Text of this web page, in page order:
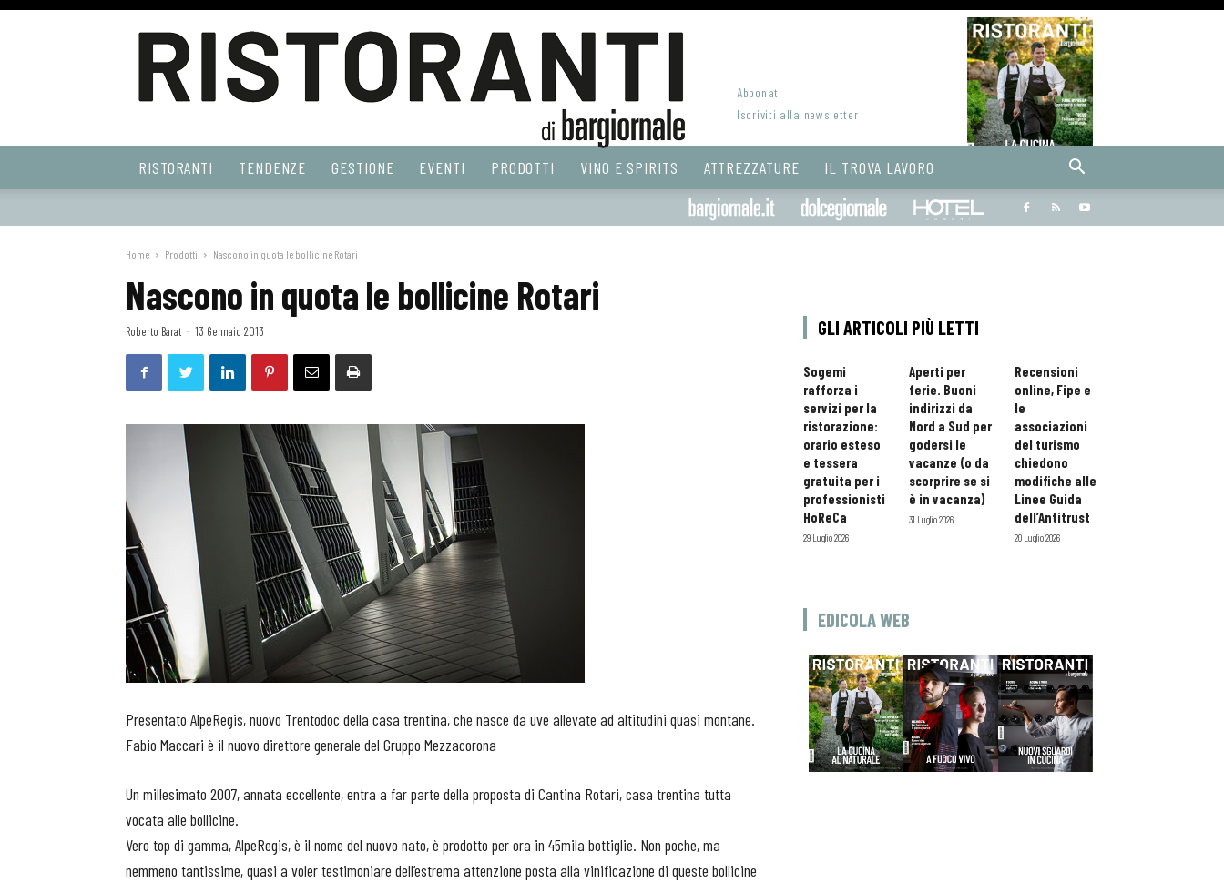
Web
Abbonati
Iscriviti alla newsletter
RISTORANTI TENDENZE GESTIONE EVENTI PRODOTTI VINO E SPIRITS ATTREZZATURE IL TROVA LAVORO
Bargiornale dolcegiornale
Home Prodotti Nascono in quota le bollicine Rotari
Nascono in quota le bollicine Rotari
Roberto Barat - 13 Gennaio 2013
Presentato AlpeRegis, nuovo Trentodoc della casa trentina, che nasce da uve allevate ad altitudini quasi montane.
Fabio Maccari è il nuovo direttore generale del Gruppo Mezzacorona
Un millesimato 2007, annata eccellente, entra a far parte della proposta di Cantina Rotari, casa trentina tutta
vocata alle bollicine.
Vero top di gamma, AlpeRegis, è il nome del nuovo nato, è prodotto per ora in 45mila bottiglie. Non poche, ma
nemmeno tantissime, quasi a voler testimoniare dell’estrema attenzione posta alla vinificazione di queste bollicine
GLI ARTICOLI PIÙ LETTI
Sogemi
rafforza i
servizi per la
ristorazione:
orario esteso
e tessera
gratuita per i
professionisti
HoReCa
29 Luglio 2026
Aperti per
ferie. Buoni
indirizzi da
Nord a Sud per
godersi le
vacanze (o da
scorprire se si
è in vacanza)
31 Luglio 2026
Recensioni
online, Fipe e
le
associazioni
del turismo
chiedono
modifiche alle
Linee Guida
dell’Antitrust
20 Luglio 2026
EDICOLA WEB